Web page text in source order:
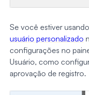
Se você estiver
usuário personalizado
configurações no
Usuário, como
aprovação de registro.